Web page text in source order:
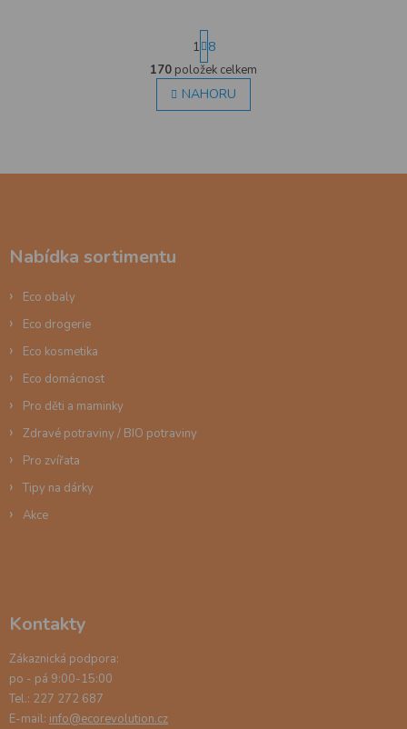
O
v
l
t
r
á
n
k
n
1 8
170 položek celkem
NAHORU
Nabídka sortimentu
Eco obaly
Eco drogerie
Eco kosmetika
Eco domácnost
Pro děti a maminky
Zdravé potraviny / BIO potraviny
Pro zvířata
Tipy na dárky
Akce
Kontakty
Zákaznická podpora:
po - pá 9:00-15:00
Tel.: 227 272 687
E-mail: info@ecorevolution.cz